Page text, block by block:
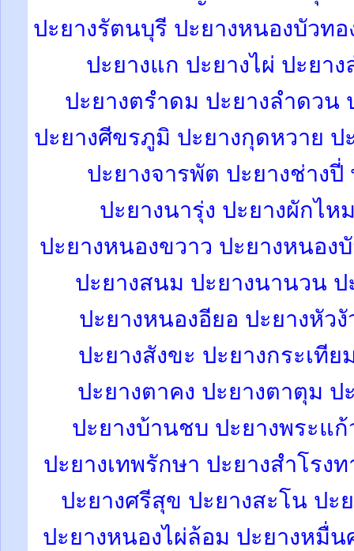
ปะยางรัตนบุรี ปะยางหนองบัวท
ปะยางแก ปะยางไผ่ ปะยา
ปะยางตรำดม ปะยางลำดวน
ปะยางศีขรภูมิ ปะยางกุดหวาย
ปะยางจารพัต ปะยางช่าง
ปะยางนารุ่ง ปะยางผักไห
ปะยางหนองขวาว ปะยางหนอง
ปะยางสนม ปะยางนานวน ป
ปะยางหนองอียอ ปะยางหัว
ปะยางสังขะ ปะยางกระเที
ปะยางตาคง ปะยางตาตุม
ปะยางบ้านชบ ปะยางพระแ
ปะยางเทพรักษา ปะยางสำโรง
ปะยางศรีสุข ปะยางสะโน ปะ
ปะยางหนองไผ่ล้อม ปะยางหมื่น